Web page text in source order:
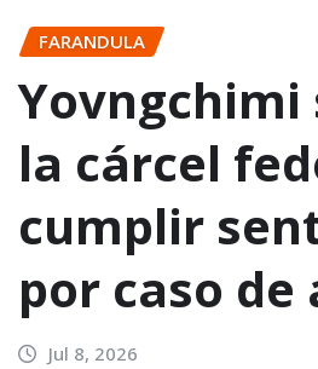
FARANDULA
Yovngchimi
la cárcel
cumplir
por caso de
Jul 8, 2026